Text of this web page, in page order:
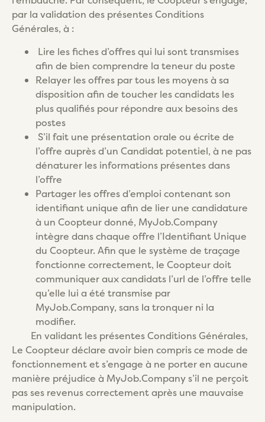
par la validation des présentes Conditions
Générales, à :
Lire les fiches d’offres qui lui sont transmises
afin de bien comprendre la teneur du poste
Relayer les offres par tous les moyens à sa
disposition afin de toucher les candidats les
plus qualifiés pour répondre aux besoins des
postes
S’il fait une présentation orale ou écrite de
l’offre auprès d’un Candidat potentiel, à ne pas
dénaturer les informations présentes dans
l’offre
Partager les offres d’emploi contenant son
identifiant unique afin de lier une candidature
à un Coopteur donné, MyJob.Company
intègre dans chaque offre l’Identifiant Unique
du Coopteur. Afin que le système de traçage
fonctionne correctement, le Coopteur doit
communiquer aux candidats l’url de l’offre telle
qu’elle lui a été transmise par
MyJob.Company, sans la tronquer ni la
modifier.
En validant les présentes Conditions Générales,
Le Coopteur déclare avoir bien compris ce mode de
fonctionnement et s’engage à ne porter en aucune
manière préjudice à MyJob.Company s’il ne perçoit
pas ses revenus correctement après une mauvaise
manipulation.